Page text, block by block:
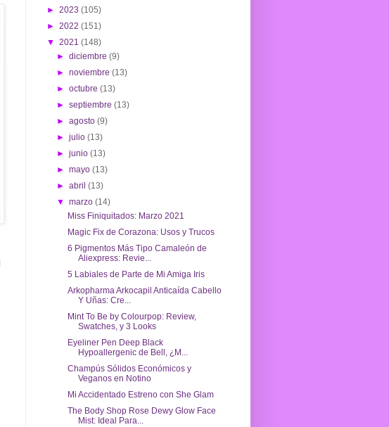
► 2023 (105)
► 2022 (151)
▼ 2021 (148)
►diciembre(9)
►noviembre(13)
►octubre(13)
►septiembre(13)
►agosto(9)
►julio(13)
►junio(13)
►mayo(13)
►abril(13)
▼marzo(14)
Miss Finiquitados: Marzo 2021
Magic Fix de Corazona: Usos y Trucos
6 Pigmentos Más Tipo Camaleón de
Aliexpress: Revie...
5 Labiales de Parte de Mi Amiga Iris
Arkopharma Arkocapil Anticaída Cabello
Y Uñas: Cre...
Mint To Be by Colourpop: Review,
Swatches, y 3 Looks
Eyeliner Pen Deep Black
Hypoallergenic de Bell, ¿M...
Champús Sólidos Económicos y
Veganos en Notino
Mi Accidentado Estreno con She Glam
The Body Shop Rose Dewy Glow Face
Mist: Ideal Para...